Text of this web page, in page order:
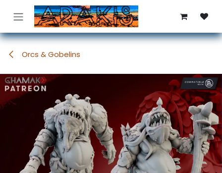
Se rendre au contenu
Orcs & Gobelins